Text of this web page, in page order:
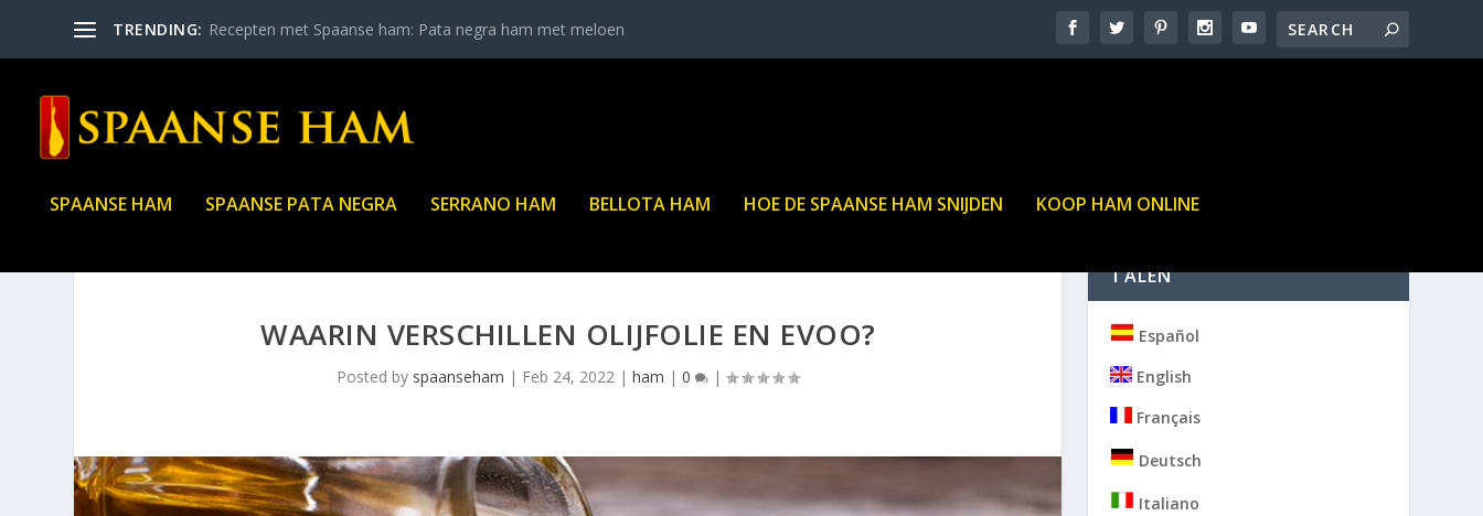
TRENDING: Recepten met Spaanse ham: Pata negra ham met meloen
SPAANSE HAM SPAANSE PATA NEGRA SERRANO HAM BELLOTA HAM HOE DE SPAANSE HAM SNIJDEN KOOP HAM ONLINE
WAARIN VERSCHILLEN OLIJFOLIE EN EVOO?
Posted by spaanseham | Feb 24, 2022 |ham |0 |
TALEN
Español
English
Français
Deutsch
Italiano